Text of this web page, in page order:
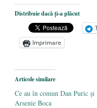
Precizări legate
Puric şi
Toalete
6 februarie 2016
Boca
Distribuie dacă ți-a plăcut
Imprimare
Articole similare
Ce au în comun Dan Puric şi
Arsenie Boca